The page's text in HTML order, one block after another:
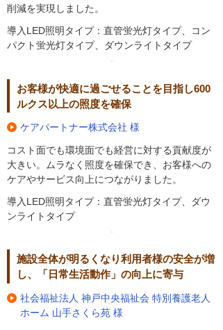
削減を実現しました。
導入LED照明タイプ：直管蛍光灯タイプ、コン
パクト蛍光灯タイプ、ダウンライトタイプ
お客様が快適に過ごせることを目指し600
ルクス以上の照度を確保
ケアパートナー株式会社 様
コスト面でも環境面でも経営に対する貢献度が
大きい。ムラなく照度を確保でき、お客様への
ケアやサービス向上につながりました。
導入LED照明タイプ：直管蛍光灯タイプ、ダウ
ンライトタイプ
施設全体が明るくなり利用者様の安全が増
し、「日常生活動作」の向上に寄与
社会福祉法人 神戸中央福祉会 特別養護老人
ホーム 山手さくら苑 様